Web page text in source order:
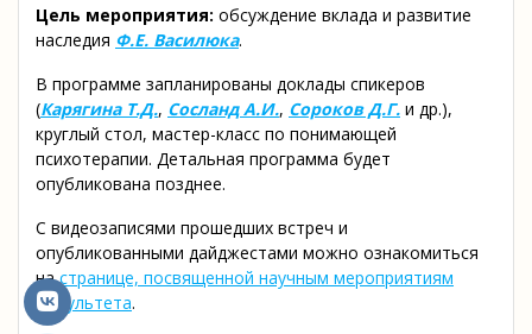
Цель мероприятия: обсуждение вклада и развитие
наследия Ф.Е. Василюка.
В программе запланированы доклады спикеров
(Карягина Т.Д., Сосланд А.И., Сороков Д.Г. и др.),
круглый стол, мастер-класс по понимающей
психотерапии. Детальная программа будет
опубликована позднее.
С видеозаписями прошедших встреч и
опубликованными дайджестами можно ознакомиться
настранице, посвященной научным мероприятиям
факультета.